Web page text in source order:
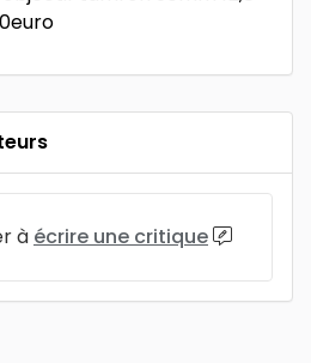
à écrire une critique